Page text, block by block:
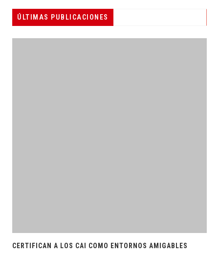
ÚLTIMAS PUBLICACIONES
CERTIFICAN A LOS CAI COMO ENTORNOS AMIGABLES